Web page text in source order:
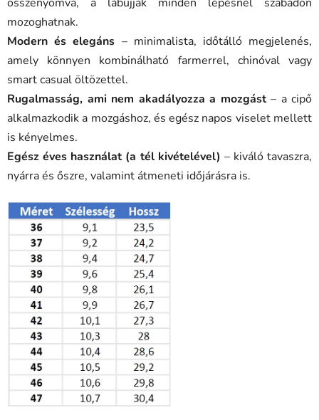
mozoghatnak.
Modern és elegáns – minimalista, időtálló megjelenés,
amely könnyen kombinálható farmerrel, chinóval vagy
smart casual öltözettel.
Rugalmasság, ami nem akadályozza a mozgást– a cipő
alkalmazkodik a mozgáshoz, és egész napos viselet mellett
is kényelmes.
Egész éves használat (a tél kivételével) – kiváló tavaszra,
nyárra és őszre, valamint átmeneti időjárásra is.